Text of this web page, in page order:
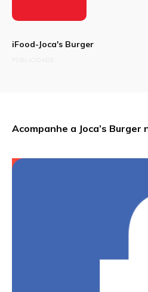
iFood-Joca's Burger
Acompanhe a Joca’s Burger